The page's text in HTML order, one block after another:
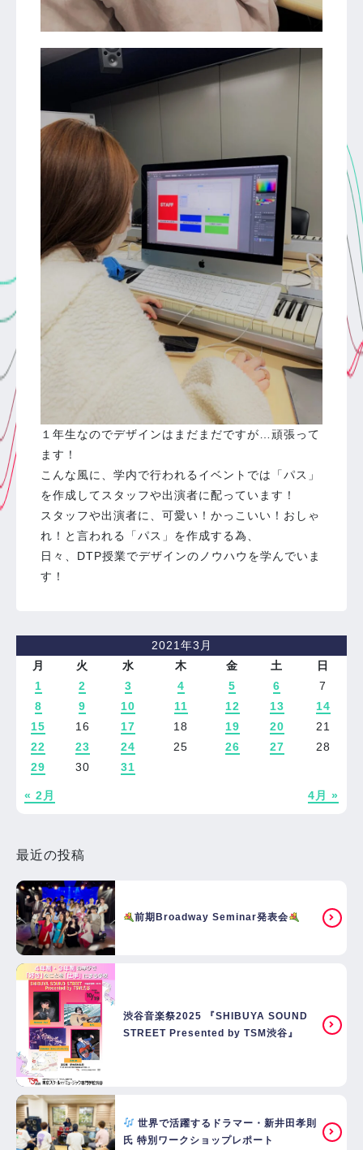
１年生なのでデザインはまだまだですが…頑張って
ます！
こんな風に、学内で行われるイベントでは「パス」
を作成してスタッフや出演者に配っています！
スタッフや出演者に、可愛い！かっこいい！おしゃ
れ！と言われる「パス」を作成する為、
日々、DTP授業でデザインのノウハウを学んでいま
す！
2021年3月
月
火 水 木 金 土 日
« 2月 4月 »
1 2 3 4 5 6
7
8
9 10 11 12 13
14
15
16 17 18 19 20
21
22
23 24 25 26 27
28
29
30 31
最近の投稿
前期Broadway Seminar発表会
渋谷音楽祭2025 『SHIBUYA SOUND
STREET Presented by TSM渋谷』
世界で活躍するドラマー・新井田孝則
氏 特別ワークショップレポート